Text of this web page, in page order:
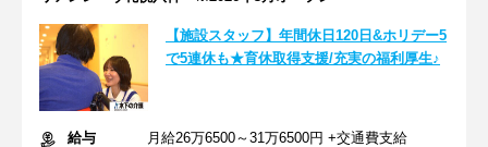
【施設スタッフ】年間休日120日&ホリデー5
で5連休も★育休取得支援/充実の福利厚生♪
給与
月給26万6500～31万6500円 +交通費支給